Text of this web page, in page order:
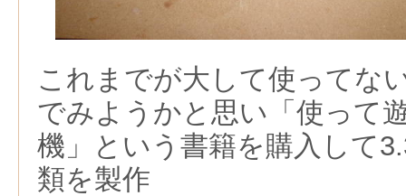
これまでが大して使ってな
でみようかと思い「使って
機」という書籍を購入して
類を製作